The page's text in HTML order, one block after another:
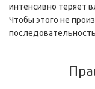
интенсивно теряет
Чтобы этого не